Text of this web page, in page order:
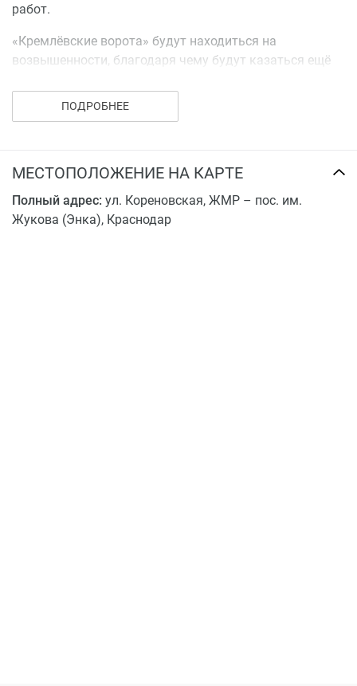
работ.
«Кремлёвские ворота» будут находиться на
возвышенности, благодаря чему будут казаться ещё
ПОДРОБНЕЕ
МЕСТОПОЛОЖЕНИЕ НА КАРТЕ
Полный адрес: ул. Кoрeнoвcкaя, ЖМР – пос. им.
Жукова (Энка), Краснодар